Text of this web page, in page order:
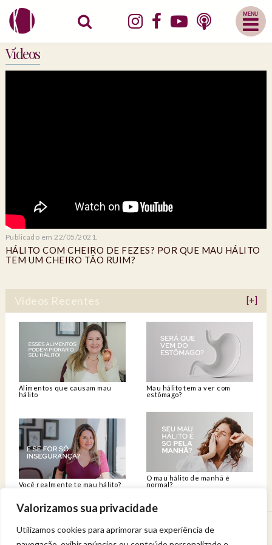
Valorizamos sua privacidade
Utilizamos cookies para aprimorar sua experiência de
Abrir
Menu
Mobile
Vídeos
Publicado em 22/05/2021.
HÁLITO COM CHEIRO DE FEZES? POR QUE MAU HÁLITO
TEM UM CHEIRO TÃO RUIM?
Vídeos Recentes [+]
Alimentos que causam mau
hálito
Mau hálito tem a ver com
estômago?
Você realmente te mau hálito?
O mau hálito de manhã é
normal?
Venha viver uma experiência de bem-estar.